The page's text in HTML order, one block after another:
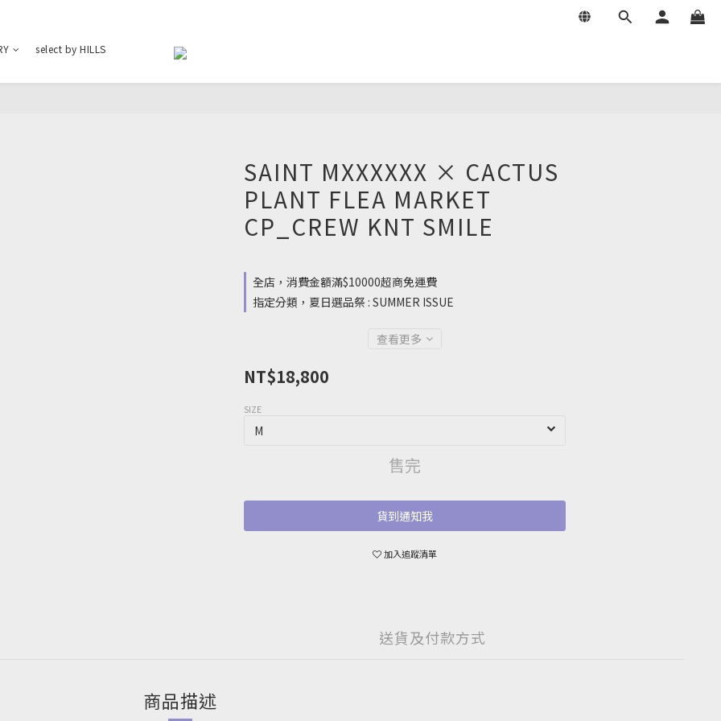
select by HILLS
SAINT MXXXXXX × CACTUS
PLANT FLEA MARKET
CP_CREW KNT SMILE
全店，消費金額滿$10000超商免運費
指定分類，夏日選品祭 : SUMMER ISSUE
查看更多
NT$18,800
SIZE
售完
貨到通知我
加入追蹤清單
送貨及付款方式
商品描述